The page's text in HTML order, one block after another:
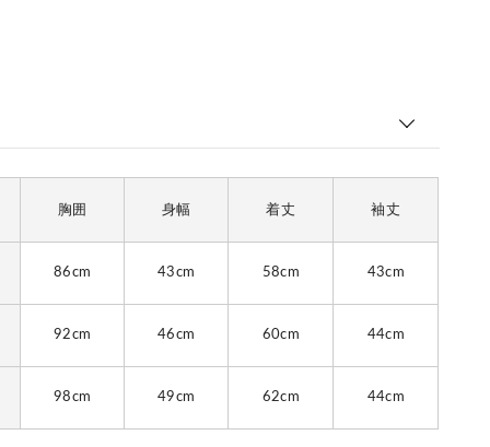
胸囲 身幅 着丈 袖丈
86cm 43cm 58cm 43cm
92cm 46cm 60cm 44cm
98cm 49cm 62cm 44cm